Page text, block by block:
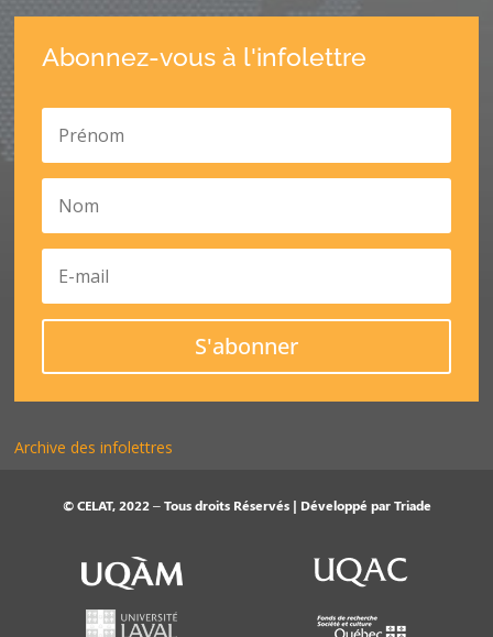
Abonnez-vous à l'infolettre
S'abonner
Archive des infolettres
© CELAT, 2022 – Tous droits Réservés | Développé parTriade